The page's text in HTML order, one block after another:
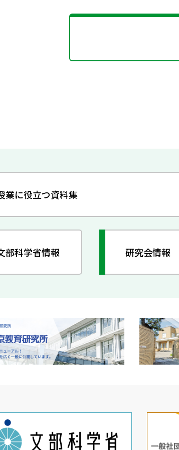
業に役立つ資料集
部科学省情報 研究会情報